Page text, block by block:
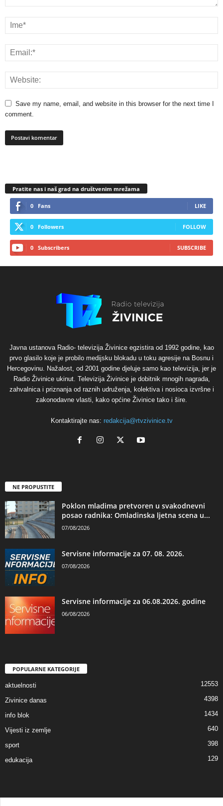
Save my name, email, and website in this browser for the next time I
comment.
Pratite nas i naš grad na društvenim mrežama
0 Fans LIKE
0 Followers FOLLOW
0 Subscribers SUBSCRIBE
Javna ustanova Radio- televizija Živinice egzistira od 1992 godine, kao
prvo glasilo koje je probilo medijsku blokadu u toku agresije na Bosnu i
Hercegovinu. Nažalost, od 2001 godine djeluje samo kao televizija, jer je
Radio Živinice ukinut. Televizija Živinice je dobitnik mnogih nagrada,
zahvalnica i priznanja od raznih udruženja, kolektiva i nosioca izvršne i
zakonodavne vlasti, kako općine Živinice tako i šire.
Kontaktirajte nas: redakcija@rtvzivinice.tv
NE PROPUSTITE
Poklon mladima pretvoren u svakodnevni
posao radnika: Omladinska ljetna scena u...
07/08/2026
Servisne informacije za 07. 08. 2026.
07/08/2026
Servisne informacije za 06.08.2026. godine
06/08/2026
POPULARNE KATEGORIJE
aktuelnosti 12553
Zivinice danas 4398
info blok 1434
Vijesti iz zemlje 640
sport 398
edukacija 129